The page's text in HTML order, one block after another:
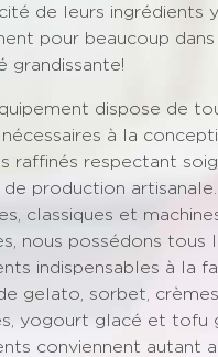
de leurs ingrédients
pour beaucoup
grandissante!
dispose de
nécessaires à la
raffinés respectant
production artisanale.
classiques et
nous possédons tous
indispensables à la
gelato, sorbet,
yogourt glacé et tofu
conviennent autant